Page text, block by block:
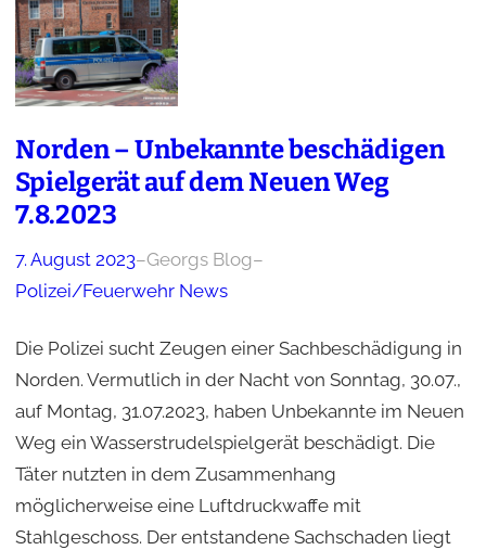
Norden – Unbekannte beschädigen
Spielgerät auf dem Neuen Weg
7.8.2023
7. August 2023–Georgs Blog–
Polizei/Feuerwehr News
Die Polizei sucht Zeugen einer Sachbeschädigung in
Norden. Vermutlich in der Nacht von Sonntag, 30.07.,
auf Montag, 31.07.2023, haben Unbekannte im Neuen
Weg ein Wasserstrudelspielgerät beschädigt. Die
Täter nutzten in dem Zusammenhang
möglicherweise eine Luftdruckwaffe mit
Stahlgeschoss. Der entstandene Sachschaden liegt